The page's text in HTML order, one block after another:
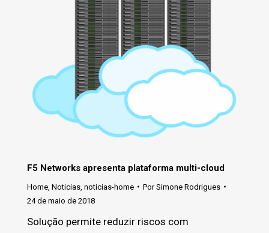
F5 Networks apresenta plataforma multi-cloud
Home Noticias noticias-home PorSimone Rodrigues
24 de maio de 2018
Solução permite reduzir riscos com